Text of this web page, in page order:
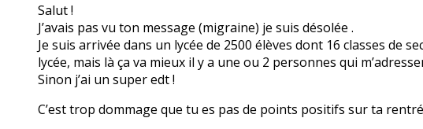
Salut !
J’avais pas vu ton message (migraine) je suis désolée .
Je suis arrivée dans un lycée de 2500 élèves dont 16 classes de
lycée, mais là ça va mieux il y a une ou 2 personnes qui
Sinon j’ai un super edt !
C’est trop dommage que tu es pas de points positifs sur ta